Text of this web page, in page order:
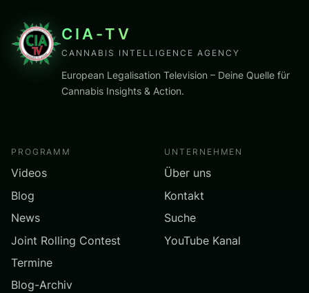
CIA-TV
CANNABIS INTELLIGENCE AGENCY
European Legalisation Television – Deine Quelle für
Cannabis Insights & Action.
PROGRAMM
Videos
Blog
News
Joint Rolling Contest
Termine
Blog-Archiv
UNTERNEHMEN
Über uns
Kontakt
Suche
YouTube Kanal